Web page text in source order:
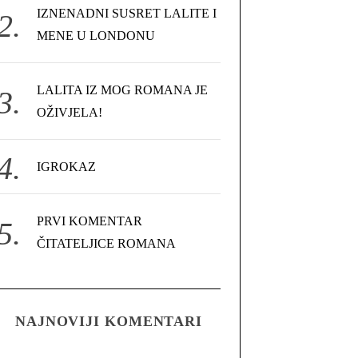
IZNENADNI SUSRET LALITE I
MENE U LONDONU
LALITA IZ MOG ROMANA JE
OŽIVJELA!
IGROKAZ
PRVI KOMENTAR
ČITATELJICE ROMANA
NAJNOVIJI KOMENTARI